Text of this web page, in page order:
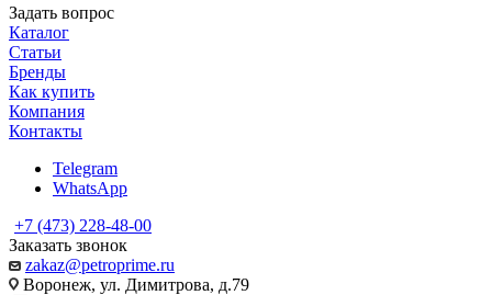
Задать вопрос
Каталог
Статьи
Бренды
Как купить
Компания
Контакты
Telegram
WhatsApp
+7 (473) 228-48-00
Заказать звонок
zakaz@petroprime.ru
Воронеж, ул. Димитрова, д.79